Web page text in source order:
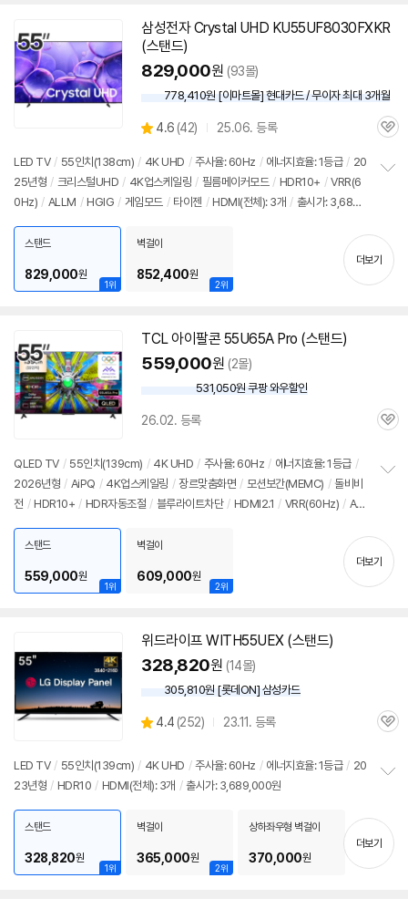
삼성전자 Crystal UHD KU55UF8030FXKR
(스탠드)
829,000원 (93몰)
778,410원 [이마트몰] 현대카드 / 무이자 최대 3개월
별
점
4.6 (상
리
뷰
42) 25.06. 등록
관
LED TV / 55인치 (138cm) / 4KUHD / 주사율: 60Hz / 에너지효율: 1등급 / 20
25년형 / 크리스털UHD / 4K업스케일링 / 필름메이커모드 / HDR10+ / VRR(6
0Hz) / ALLM / HGIG / 게임모드 / 타이젠 / HDMI(전체): 3개 / 출시가: 3,689,
기
1위
스탠드
829,000원
2위
벽걸이
852,400원
더보기
TCL 아이팔콘 55U65A Pro (스탠드)
559,000원 (2몰)
할
가
531,050원 쿠팡 와우할인
26.02. 등록
관
QLED TV / 55인치 (139cm) / 4KUHD / 주사율: 60Hz / 에너지효율: 1등급 /
2026년형 / AiPQ / 4K업스케일링 / 장르맞춤화면 / 모션보간(MEMC) / 돌비비
전 / HDR10+ / HDR자동조절 / 블루라이트차단 / HDMI2.1 / VRR(60Hz) / AL
기
1위
스탠드
559,000원
2위
벽걸이
609,000원
더보기
위드라이프 WITH55UEX (스탠드)
328,820원 (14몰)
305,810원 [롯데ON] 삼성카드
별
4.4 (상
리
뷰
252) 23.11. 등록
관
LED TV / 55인치 (139cm) / 4KUHD / 주사율: 60Hz / 에너지효율: 1등급 / 20
23년형 / HDR10 / HDMI(전체): 3개 / 출시가: 3,689,000원
치
기
1위
스탠드
328,820원
2위
벽걸이
365,000원
상하좌우형 벽걸이
370,000원
더보기